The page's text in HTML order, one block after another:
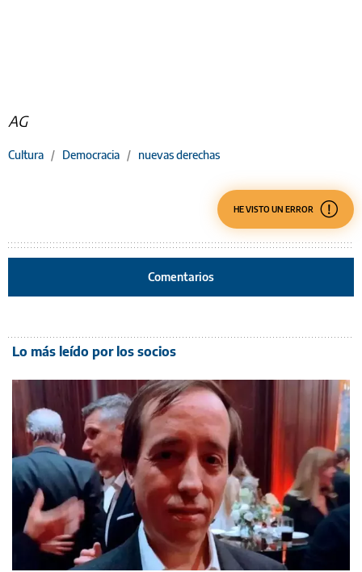
AG
Cultura / Democracia / nuevas derechas
HE VISTO UN ERROR
Comentarios
Lo más leído por los socios